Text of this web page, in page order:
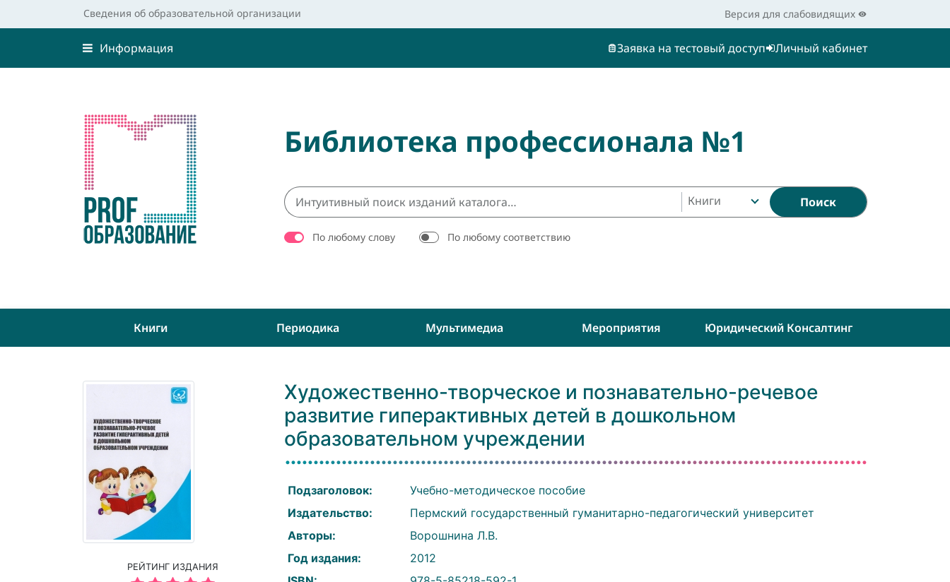
Сведения об образовательной организации Версия для слабовидящих
Информация Заявка на тестовый доступ Личный кабинет
Библиотека профессионала №1
Книги Поиск
По любому слову По любому соответствию
Книги Периодика Мультимедиа Мероприятия Юридический Консалтинг
РЕЙТИНГ ИЗДАНИЯ
Художественно-творческое и познавательно-речевое
развитие гиперактивных детей в дошкольном
образовательном учреждении
Подзаголовок:
Учебно-методическое пособие
Издательство:
Пермский государственный гуманитарно-педагогический университет
Авторы:
Ворошнина Л.В.
Год издания:
2012